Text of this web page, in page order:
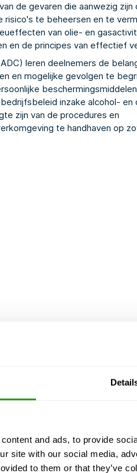
and ads, to provide
site with our social media,
to them or that they’ve
de gevaren die aanwezig zijn
te beheersen en te
van olie- en
en de principes van effectief
leren deelnemers de
en mogelijke gevolgen te
inzake alcohol- en
zijn van de procedures en
te handhaven op